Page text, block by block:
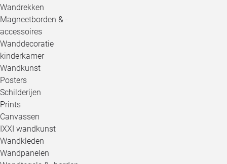
Wandrekken
Magneetborden & -
accessoires
Wanddecoratie
kinderkamer
Wandkunst
Posters
Schilderijen
Prints
Canvassen
IXXI wandkunst
Wandkleden
Wandpanelen